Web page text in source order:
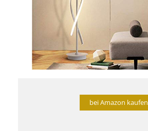
bei Amazon kaufen